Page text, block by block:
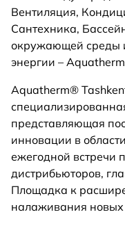
Вентиляция,
Сантехника,
окружающей среды
энергии –
Aquatherm®
представляющая
инновации в
ежегодной встречи
дистрибьюторов,
Площадка к
налаживания новых